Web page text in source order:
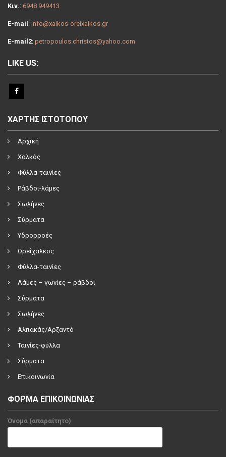
Κιν.: 6948 949413
E-mail : info@xalkos-oreixalkos.gr
E-mail2: petropoulos.christos@yahoo.com
LIKE US:
ΧΑΡΤΗΣ ΙΣΤΟΤΟΠΟΥ
Αρχική
Χαλκός
Φύλλα-ταινίες
Ράβδοι-λάμες
Σωλήνες
Σύρματα
Υδρορροές
Ορείχαλκος
Φύλλα-ταινίες
Λάμες – γωνίες – ράβδοι
Σύρματα
Σωλήνες
Αλπακάς/Αρζαντό
Ταινίες-φύλλα
Σύρματα
Επικοινωνία
ΦΟΡΜΑ ΕΠΙΚΟΙΝΩΝΙΑΣ
Όνομα (απαραίτητο)